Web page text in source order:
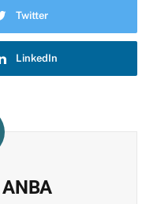
Twitter
LinkedIn